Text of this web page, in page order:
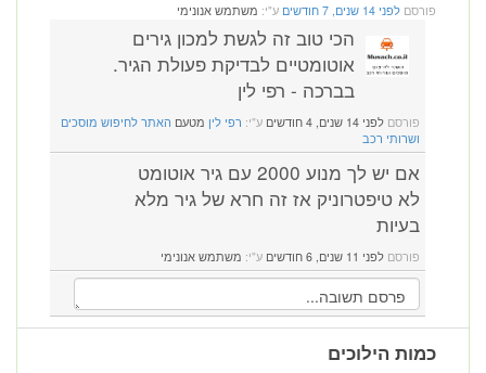
פורסם לפני 14 שנים, 7 חודשים ע"י: משתמש אנונימי
הכי טוב זה לגשת למכון גירים
אוטומטיים לבדיקת פעולת הגיר.
בברכה - רפי לין
פורסם לפני 14 שנים, 4 חודשים ע"י: רפי לין מטעם האתר לחיפוש מוסכים
ושרותי רכב
אם יש לך מנוע 2000 עם גיר אוטומט
לא טיפטרוניק אז זה חרא של גיר מלא
בעיות
פורסם לפני 11 שנים, 6 חודשים ע"י: משתמש אנונימי
כמות הילוכים